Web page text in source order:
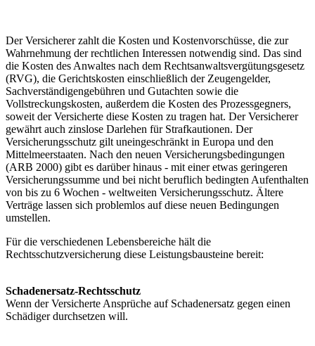
Der Versicherer zahlt die Kosten und Kostenvorschüsse, die zur
Wahrnehmung der rechtlichen Interessen notwendig sind. Das sind
die Kosten des Anwaltes nach dem Rechtsanwaltsvergütungsgesetz
(RVG), die Gerichtskosten einschließlich der Zeugengelder,
Sachverständigengebühren und Gutachten sowie die
Vollstreckungskosten, außerdem die Kosten des Prozessgegners,
soweit der Versicherte diese Kosten zu tragen hat. Der Versicherer
gewährt auch zinslose Darlehen für Strafkautionen. Der
Versicherungsschutz gilt uneingeschränkt in Europa und den
Mittelmeerstaaten. Nach den neuen Versicherungsbedingungen
(ARB 2000) gibt es darüber hinaus - mit einer etwas geringeren
Versicherungssumme und bei nicht beruflich bedingten Aufenthalten
von bis zu 6 Wochen - weltweiten Versicherungsschutz. Ältere
Verträge lassen sich problemlos auf diese neuen Bedingungen
umstellen.
Für die verschiedenen Lebensbereiche hält die
Rechtsschutzversicherung diese Leistungsbausteine bereit:
Schadenersatz-Rechtsschutz
Wenn der Versicherte Ansprüche auf Schadenersatz gegen einen
Schädiger durchsetzen will.